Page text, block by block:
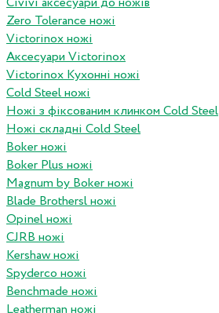
Zero Tolerance ножі
Victorinox ножі
Аксесуари Victorinox
Victorinox Кухонні ножі
Cold Steel ножі
Ножі з фіксованим клинком Cold Steel
Ножі складні Cold Steel
Boker ножі
Boker Plus ножі
Magnum by Boker ножі
Blade Brothersl ножі
Opinel ножі
CJRB ножі
Kershaw ножі
Spyderco ножі
Benchmade ножі